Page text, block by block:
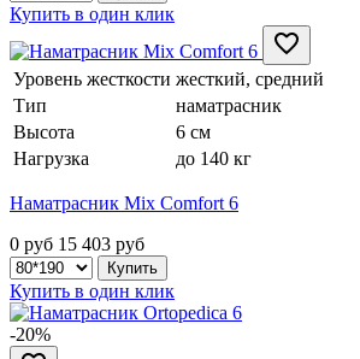
Купить в один клик
Уровень жесткости жесткий, средний
Тип
наматрасник
Высота
6 см
Нагрузка
до 140 кг
Наматрасник Mix Comfort 6
0 руб 15 403 руб
Купить в один клик
-20%